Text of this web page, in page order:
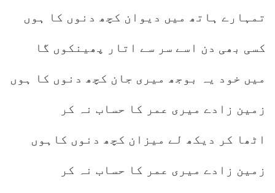
تمہارے ہاتھ میں دیوان کچھ دنوں کا ہوں
کسی بھی دن اسے سر سے اتار پھینکوں گا
میں خود یہ بوجھ میری جان کچھ دنوں کا ہوں
زمین زادے میری عمر کا حساب نہ کر
اٹھا کر دیکھ لے میزان کچھ دنوں کاہوں
زمین زادے میری عمر کا حساب نہ کر